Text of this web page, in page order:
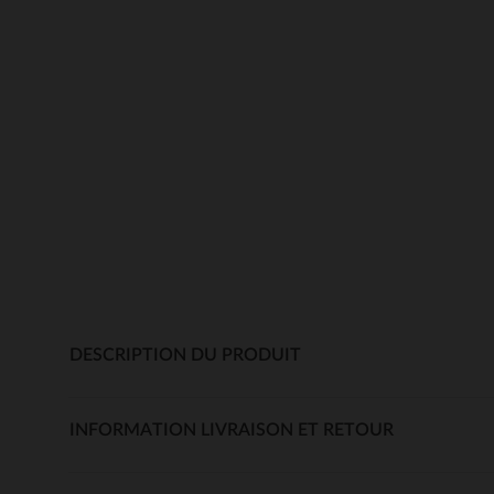
DESCRIPTION DU PRODUIT
INFORMATION LIVRAISON ET RETOUR